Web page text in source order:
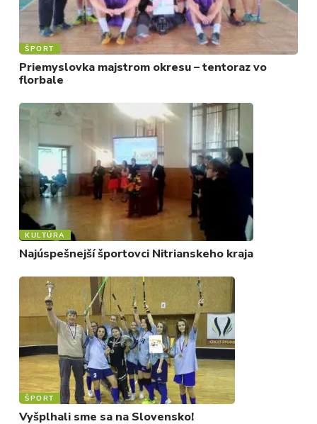
ŠPORT
Priemyslovka majstrom okresu – tentoraz vo
florbale
KULTÚRA
Najúspešnejší športovci Nitrianskeho kraja
ŠPORT
Vyšplhali sme sa na Slovensko!